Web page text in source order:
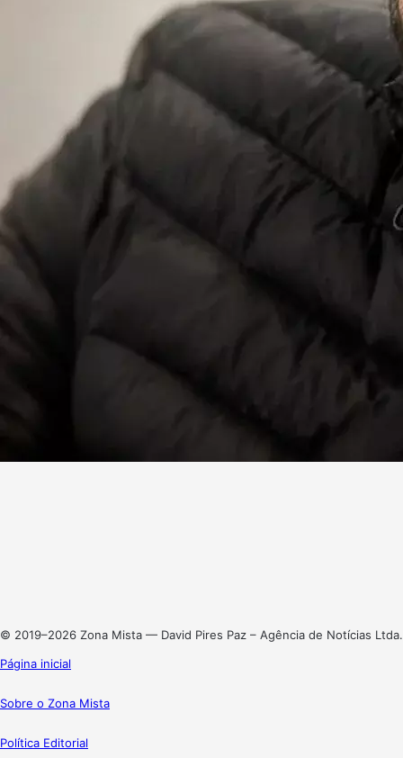
© 2019–2026 Zona Mista — David Pires Paz – Agência de Notícias Ltda.
Página inicial
Sobre o Zona Mista
Política Editorial